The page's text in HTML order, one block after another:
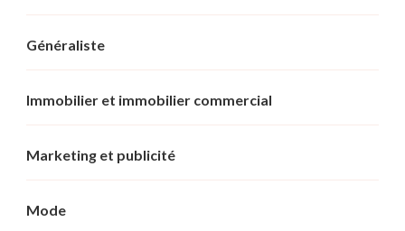
Généraliste
Immobilier et immobilier commercial
Marketing et publicité
Mode